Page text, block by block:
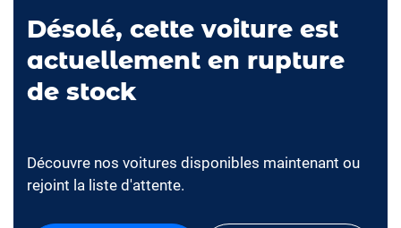
Désolé, cette voiture est
actuellement en rupture
de stock
Découvre nos voitures disponibles maintenant ou
rejoint la liste d'attente.